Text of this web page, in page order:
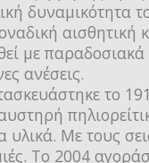
δυναμικότητα
αισθητική
με παραδοσιακά
ανέσεις.
το
υλικά. Με τους
Το 2004